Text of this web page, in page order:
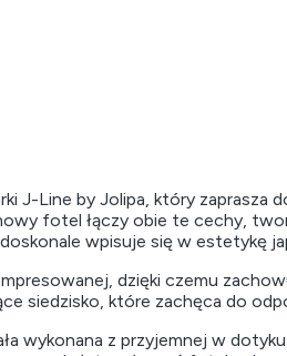
J-Line by Jolipa, który
fotel łączy obie te cechy,
wpisuje się w estetykę
dzięki czemu
siedzisko, które zachęca do
wykonana z przyjemnej w